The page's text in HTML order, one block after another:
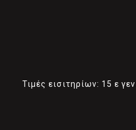
Τιμές εισιτηρίων: 15 ε